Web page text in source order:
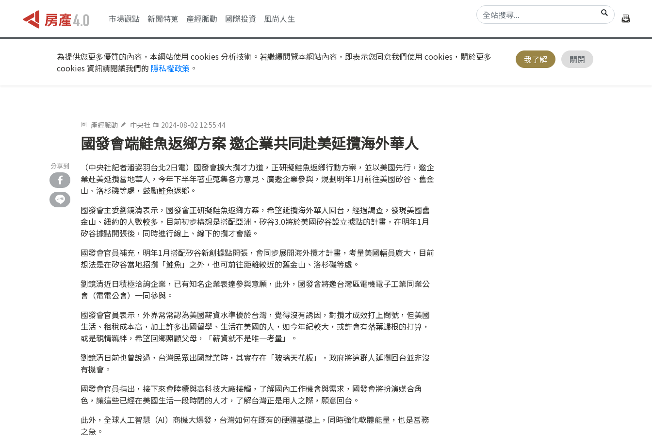
市場觀點 新聞特蒐 產經脈動 國際投資 風尚人生
為提供您更多優質的內容，本網站使用 cookies 分析技術。若繼續閱覽本網站內容，即表示您同意我們使用 cookies，關於更多
cookies 資訊請閱讀我們的 隱私權政策 。
我了解 關閉
產經脈動 中央社 2024-08-02 12:55:44
國發會端鮭魚返鄉方案 邀企業共同赴美延攬海外華人
分享到
（中央社記者潘姿羽台北2日電）國發會擴大攬才力道，正研擬鮭魚返鄉行動方案，並以美國先行，邀企
業赴美延攬當地華人，今年下半年著重蒐集各方意見、廣邀企業參與，規劃明年1月前往美國矽谷、舊金
山、洛杉磯等處，鼓勵鮭魚返鄉。
國發會主委劉鏡清表示，國發會正研擬鮭魚返鄉方案，希望延攬海外華人回台，經過調查，發現美國舊
金山、紐約的人數較多，目前初步構想是搭配亞洲‧矽谷3.0將於美國矽谷設立據點的計畫，在明年1月
矽谷據點開張後，同時進行線上、線下的攬才會議。
國發會官員補充，明年1月搭配矽谷新創據點開張，會同步展開海外攬才計畫，考量美國幅員廣大，目前
想法是在矽谷當地招攬「鮭魚」之外，也可前往距離較近的舊金山、洛杉磯等處。
劉鏡清近日積極洽詢企業，已有知名企業表達參與意願，此外，國發會將邀台灣區電機電子工業同業公
會（電電公會）一同參與。
國發會官員表示，外界常常認為美國薪資水準優於台灣，覺得沒有誘因，對攬才成效打上問號，但美國
生活、租稅成本高，加上許多出國留學、生活在美國的人，如今年紀較大，或許會有落葉歸根的打算，
或是親情羈絆，希望回鄉照顧父母，「薪資就不是唯一考量」。
劉鏡清日前也曾說過，台灣民眾出國就業時，其實存在「玻璃天花板」，政府將這群人延攬回台並非沒
有機會。
國發會官員指出，接下來會陸續與高科技大廠接觸，了解國內工作機會與需求，國發會將扮演媒合角
色，讓這些已經在美國生活一段時間的人才，了解台灣正是用人之際，願意回台。
此外，全球人工智慧（AI）商機大爆發，台灣如何在既有的硬體基礎上，同時強化軟體能量，也是當務
之急。